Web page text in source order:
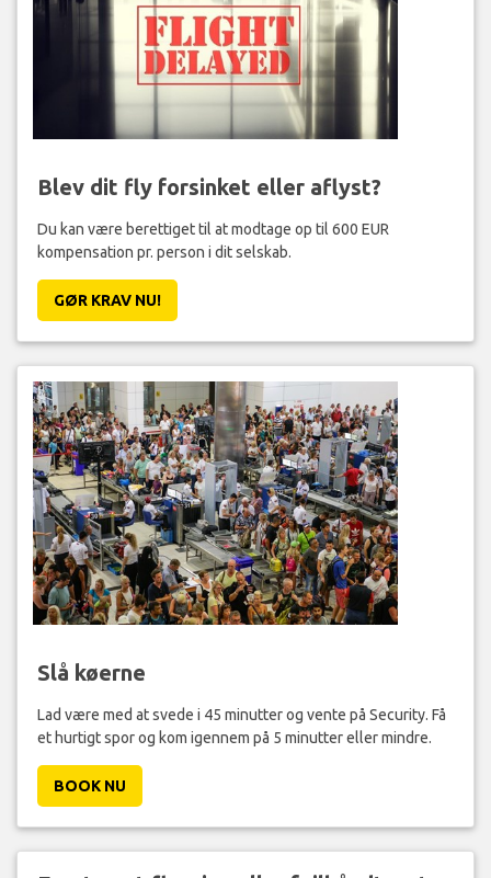
Blev dit fly forsinket eller aflyst?
Du kan være berettiget til at modtage op til 600 EUR
kompensation pr. person i dit selskab.
GØR KRAV NU!
Slå køerne
Lad være med at svede i 45 minutter og vente på Security. Få
et hurtigt spor og kom igennem på 5 minutter eller mindre.
BOOK NU